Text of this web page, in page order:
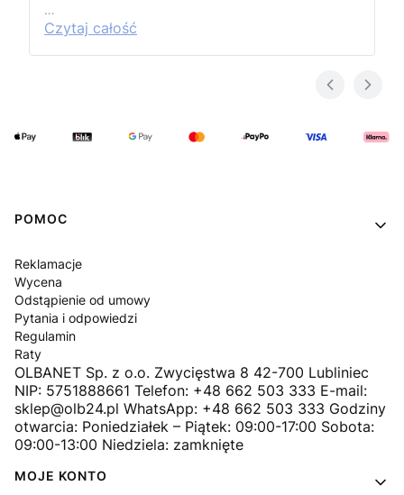
…
Czytaj całość
Linki w stopce
POMOC
Reklamacje
Wycena
Odstąpienie od umowy
Pytania i odpowiedzi
Regulamin
Raty
OLBANET Sp. z o.o. Zwycięstwa 8 42-700 Lubliniec
NIP: 5751888661 Telefon: +48 662 503 333 E-mail:
sklep@olb24.pl WhatsApp: +48 662 503 333 Godziny
otwarcia: Poniedziałek – Piątek: 09:00-17:00 Sobota:
09:00-13:00 Niedziela: zamknięte
MOJE KONTO